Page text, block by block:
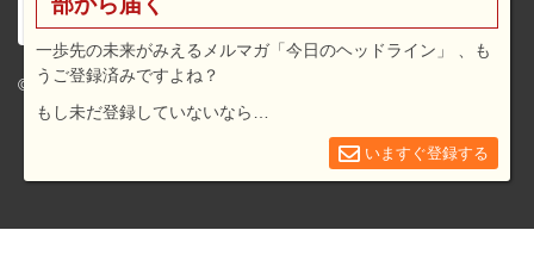
© 2026 travel voice.
広告メニュー・料金
一歩先の未来がみえるメルマガ「今日のヘッドライン」 、も
うご登録済みですよね？
もし未だ登録していないなら…
いますぐ登録する